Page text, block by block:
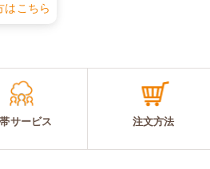
こちら
サービス 注文方法